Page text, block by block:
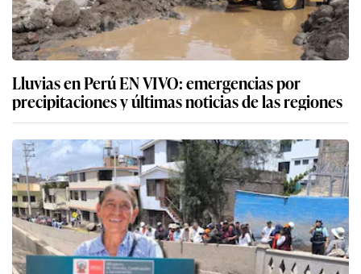
Lluvias en Perú EN VIVO: emergencias por
precipitaciones y últimas noticias de las regiones